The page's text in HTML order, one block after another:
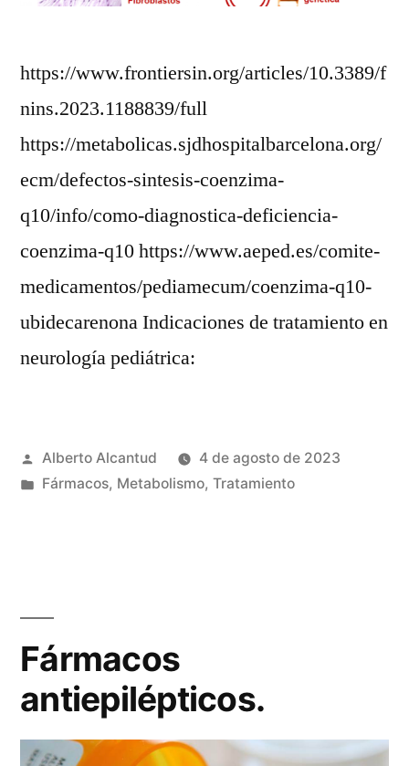
https://www.frontiersin.org/articles/10.3389/f
nins.2023.1188839/full
https://metabolicas.sjdhospitalbarcelona.org/
ecm/defectos-sintesis-coenzima-
q10/info/como-diagnostica-deficiencia-
coenzima-q10 https://www.aeped.es/comite-
medicamentos/pediamecum/coenzima-q10-
ubidecarenona Indicaciones de tratamiento en
neurología pediátrica:
Publicado
por
Alberto Alcantud
4 de agosto de 2023
Publicado
Fármacos, Metabolismo, Tratamiento
Fármacos
antiepilépticos.